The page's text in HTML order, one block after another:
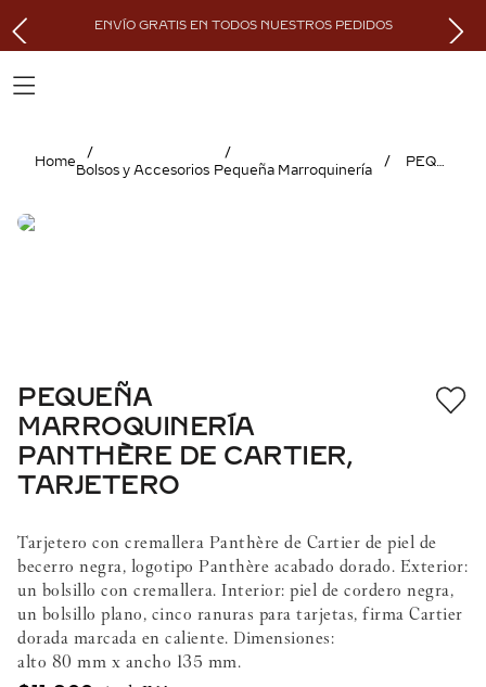
ENVÍO GRATIS EN TODOS NUESTROS PEDIDOS
Bolsos y Accesorios Pequeña Marroquinería
PEQUEÑA MARROQUINERÍA PANTHÈRE DE CARTIER, TARJETERO
PEQUEÑA
MARROQUINERÍA
PANTHÈRE DE CARTIER,
TARJETERO
Tarjetero con cremallera Panthère de Cartier de piel de
becerro negra, logotipo Panthère acabado dorado. Exterior:
un bolsillo con cremallera. Interior: piel de cordero negra,
un bolsillo plano, cinco ranuras para tarjetas, firma Cartier
dorada marcada en caliente. Dimensiones:
alto 80 mm x ancho 135 mm.